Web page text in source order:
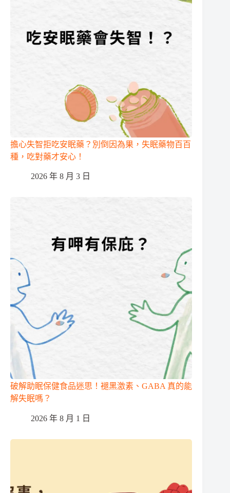
擔心失智拒吃安眠藥？別倒因為果，失眠藥物百百
種，吃對藥才安心！
2026 年 8 月 3 日
破解助眠保健食品迷思！褪黑激素、GABA 真的能
解失眠嗎？
2026 年 8 月 1 日